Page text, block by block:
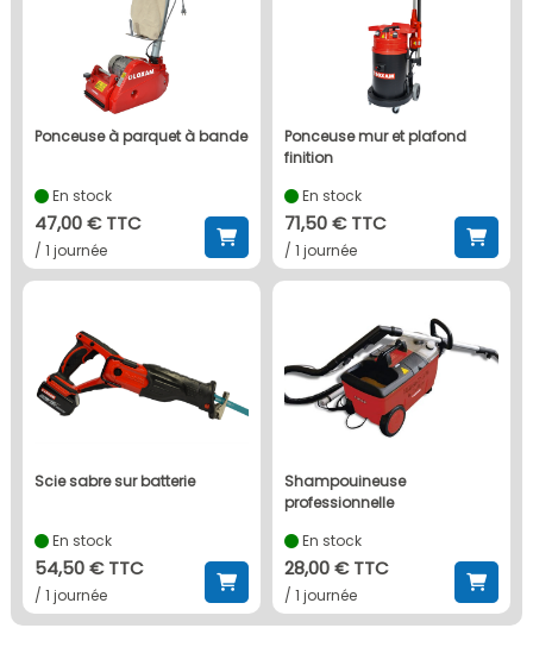
ponceuse à parquet à bande
En stock
47,00 € TTC
/ 1 journée
ponceuse mur et plafond
finition
En stock
71,50 € TTC
/ 1 journée
scie sabre sur batterie
En stock
54,50 € TTC
/ 1 journée
shampouineuse
professionnelle
En stock
28,00 € TTC
/ 1 journée